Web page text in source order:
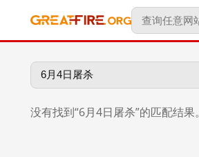
没有找到“6月4日屠杀”的匹配结果。